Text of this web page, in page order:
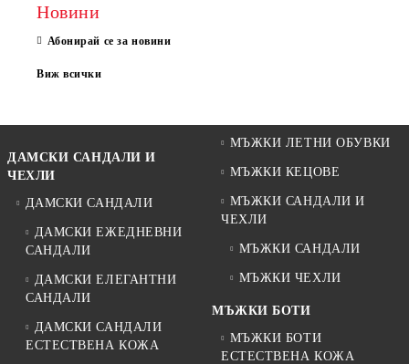
Новини
Абонирай се за новини
Виж всички
ДАМСКИ САНДАЛИ И
ЧЕХЛИ
ДАМСКИ САНДАЛИ
ДАМСКИ ЕЖЕДНЕВНИ
САНДАЛИ
ДАМСКИ ЕЛЕГАНТНИ
САНДАЛИ
ДАМСКИ САНДАЛИ
ЕСТЕСТВЕНА КОЖА
МЪЖКИ ЛЕТНИ ОБУВКИ
МЪЖКИ КЕЦОВЕ
МЪЖКИ САНДАЛИ И
ЧЕХЛИ
МЪЖКИ САНДАЛИ
МЪЖКИ ЧЕХЛИ
МЪЖКИ БОТИ
МЪЖКИ БОТИ
ЕСТЕСТВЕНА КОЖА